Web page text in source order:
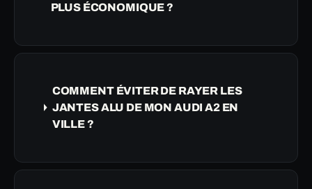
PLUS ÉCONOMIQUE ?
COMMENT ÉVITER DE RAYER LES
JANTES ALU DE MON AUDI A2 EN
VILLE ?